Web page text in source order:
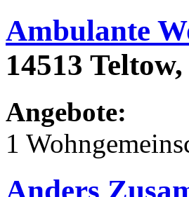
Ambulante
14513
Angebote:
1
Anders